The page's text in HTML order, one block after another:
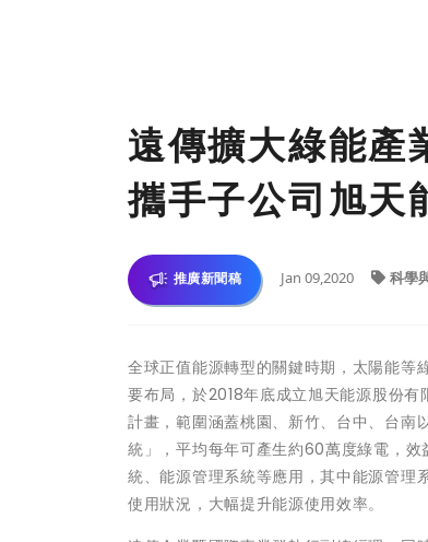
遠傳擴大綠能產
攜手子公司旭天
推廣新聞稿 Jan 09,2020 科學
全球正值能源轉型的關鍵時期，太陽能等
要布局，於2018年底成立旭天能源股份
計畫，範圍涵蓋桃園、新竹、台中、台南
統」，平均每年可產生約60萬度綠電，
統、能源管理系統等應用，其中能源管理
使用狀況，大幅提升能源使用效率。